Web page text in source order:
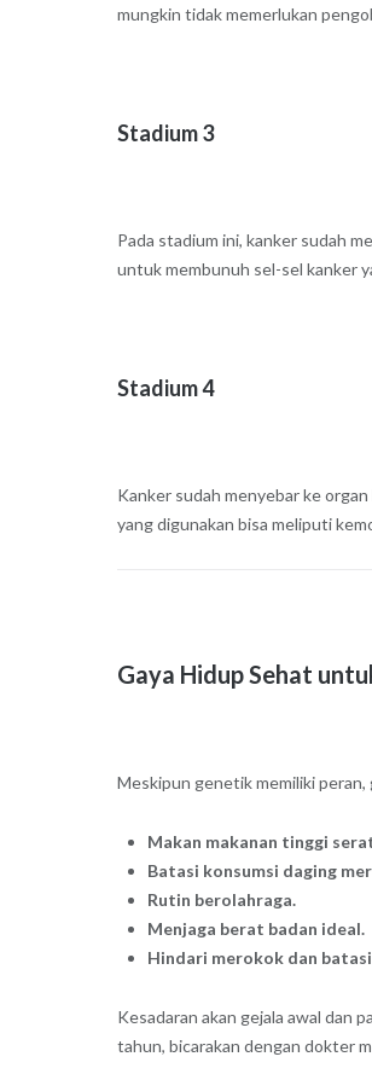
mungkin tidak memerlukan
Stadium 3
Pada stadium ini, kanker sudah
untuk membunuh sel-sel kanker
Stadium 4
Kanker sudah menyebar ke
yang digunakan bisa meliputi
Gaya Hidup Sehat
Meskipun genetik memiliki
Makan makanan tinggi
Batasi konsumsi daging
Rutin berolahraga.
Menjaga berat badan ideal.
Hindari merokok dan
Kesadaran akan gejala awal dan
tahun, bicarakan dengan dokter